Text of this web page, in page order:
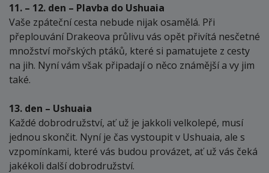
11. – 12. den – Plavba do Ushuaia
Vaše zpáteční cesta nebude nijak osamělá. Při
přeplouvání Drakeova průlivu vás opět přivítá nesčetné
množství mořských ptáků, které si pamatujete z cesty
na jih. Nyní vám však připadají o něco známější a vy jim
také.
13. den – Ushuaia
Každé dobrodružství, ať už je jakkoli velkolepé, musí
jednou skončit. Nyní je čas vystoupit v Ushuaia, ale s
vzpomínkami, které vás budou provázet, ať už vás čeká
jakékoli další dobrodružství.